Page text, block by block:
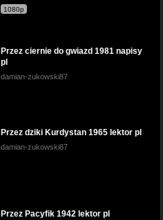
1080p
Przez ciernie do gwiazd 1981 napisy
pl
damian-zukowski87
Przez dziki Kurdystan 1965 lektor pl
damian-zukowski87
Przez Pacyfik 1942 lektor pl